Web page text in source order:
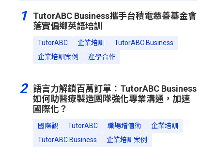
1
TutorABC Business攜手台積電慈善基金會
落實偏鄉英語培訓
TutorABC 企業培訓
TutorABC Business
企業培訓案例
產學合作
2
語言力解鎖百萬訂單：TutorABC Business
如何助醫療製造團隊強化專業溝通，加速
國際化？
國際觀 TutorABC 職場增值術
企業培訓
TutorABC Business
企業培訓案例